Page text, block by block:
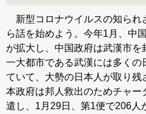
新型コロナウイルスの知られ
ら話を始めよう。今年1月、中
が拡大し、中国政府は武漢市を
一大都市である武漢には多くの
ていて、大勢の日本人が取り残
本政府は邦人救出のためチャー
遣し、1月29日、第1便で206人